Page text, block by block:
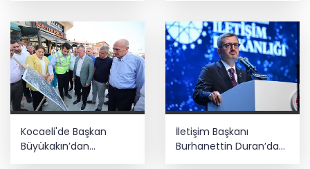
Kocaeli'de Başkan
Büyükakın’dan
Çayırova mesaisi
İletişim Başkanı
Burhanettin Duran’dan
10 Ağustos mesajı